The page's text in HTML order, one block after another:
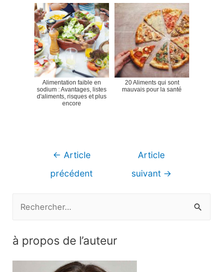
Alimentation faible en
sodium : Avantages, listes
d'aliments, risques et plus
encore
20 Aliments qui sont
mauvais pour la santé
Navigation
← Article
précédent
Article
suivant →
h
à propos de l’auteur